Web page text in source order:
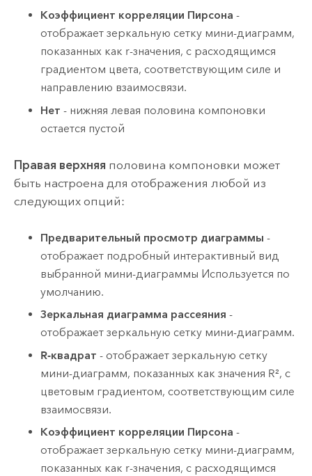
Коэффициент корреляции Пирсона -
отображает зеркальную сетку мини-диаграмм,
показанных как r-значения, с расходящимся
градиентом цвета, соответствующим силе и
направлению взаимосвязи.
Нет - нижняя левая половина компоновки
остается пустой
Правая верхняя половина компоновки может
быть настроена для отображения любой из
следующих опций:
Предварительный просмотр диаграммы -
отображает подробный интерактивный вид
выбранной мини-диаграммы Используется по
умолчанию.
Зеркальная диаграмма рассеяния -
отображает зеркальную сетку мини-диаграмм.
R-квадрат - отображает зеркальную сетку
мини-диаграмм, показанных как значения R², с
цветовым градиентом, соответствующим силе
взаимосвязи.
Коэффициент корреляции Пирсона -
отображает зеркальную сетку мини-диаграмм,
показанных как r-значения, с расходящимся